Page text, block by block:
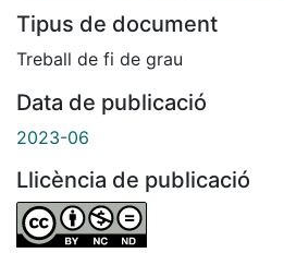
Tipus de document
Treball de fi de grau
Data de publicació
2023-06
Llicència de publicació